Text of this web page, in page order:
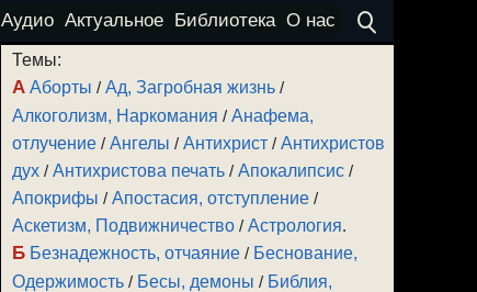
Аудио Актуальное Библиотека О нас
Темы:
А Аборты /Ад, Загробная жизнь /
Алкоголизм, Наркомания /Анафема,
отлучение /Ангелы /Антихрист /Антихристов
дух /Антихристова печать /Апокалипсис /
Апокрифы /Апостасия, отступление /
Аскетизм, Подвижничество /Астрология.
Б Безнадежность, отчаяние / Беснование,
Одержимость / Бесы, демоны / Библия,